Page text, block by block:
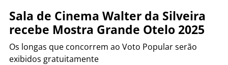
Sala de Cinema Walter da Silveira
recebe Mostra Grande Otelo 2025
Os longas que concorrem ao Voto Popular serão
exibidos gratuitamente